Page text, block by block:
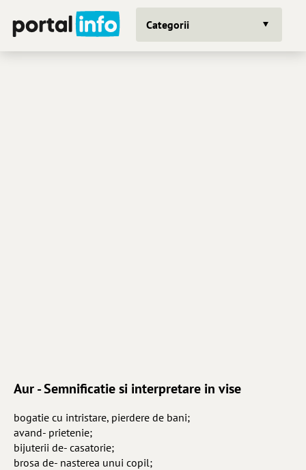
Categorii
Aur - Semnificatie si interpretare in vise
bogatie cu intristare, pierdere de bani;
avand- prietenie;
bijuterii de- casatorie;
brosa de- nasterea unui copil;